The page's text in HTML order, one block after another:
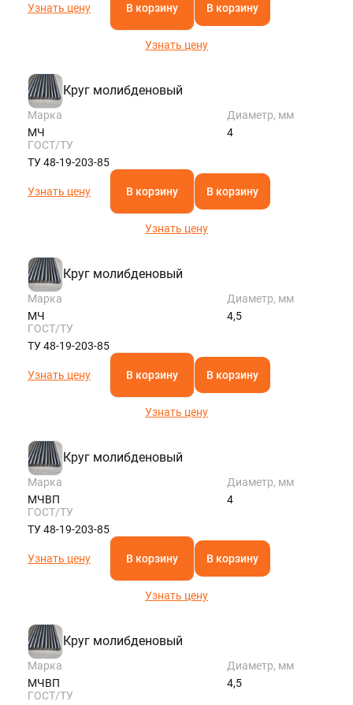
Узнать цену В корзину В корзину
Узнать цену
Круг молибденовый
Марка
МЧ
Диаметр, мм
4
ГОСТ/ТУ
ТУ 48-19-203-85
Узнать цену В корзину В корзину
Узнать цену
Круг молибденовый
Марка
МЧ
Диаметр, мм
4,5
ГОСТ/ТУ
ТУ 48-19-203-85
Узнать цену В корзину В корзину
Узнать цену
Круг молибденовый
Марка
МЧВП
Диаметр, мм
4
ГОСТ/ТУ
ТУ 48-19-203-85
Узнать цену В корзину В корзину
Узнать цену
Круг молибденовый
Марка
МЧВП
Диаметр, мм
4,5
ГОСТ/ТУ